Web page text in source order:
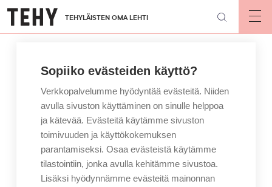
Hyppää
pääsisältöön
TEHYLÄISTEN OMA LEHTI
Sopiiko evästeiden käyttö?
Verkkopalvelumme hyödyntää evästeitä. Niiden
avulla sivuston käyttäminen on sinulle helppoa
ja kätevää. Evästeitä käytämme sivuston
toimivuuden ja käyttökokemuksen
parantamiseksi. Osaa evästeistä käytämme
tilastointiin, jonka avulla kehitämme sivustoa.
Lisäksi hyödynnämme evästeitä mainonnan